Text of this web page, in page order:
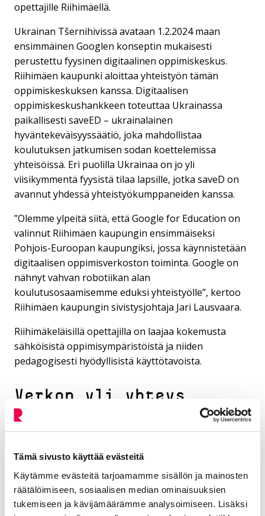
Tämä sivusto käyttää evästeitä
Käytämme evästeitä tarjoamamme sisällön ja mainosten
räätälöimiseen, sosiaalisen median ominaisuuksien
tukemiseen ja kävijämäärämme analysoimiseen. Lisäksi
opettajille Riihimäellä.
Ukrainan Tšernihivissä avataan 1.2.2024 maan
ensimmäinen Googlen konseptin mukaisesti
perustettu fyysinen digitaalinen oppimiskeskus.
Riihimäen kaupunki aloittaa yhteistyön tämän
oppimiskeskuksen kanssa. Digitaalisen
oppimiskeskushankkeen toteuttaa Ukrainassa
paikallisesti saveED – ukrainalainen
hyväntekeväisyyssäätiö, joka mahdollistaa
koulutuksen jatkumisen sodan koettelemissa
yhteisöissä. Eri puolilla Ukrainaa on jo yli
viisikymmentä fyysistä tilaa lapsille, jotka saveD on
avannut yhdessä yhteistyökumppaneiden kanssa.
”Olemme ylpeitä siitä, että Google for Education on
valinnut Riihimäen kaupungin ensimmäiseksi
Pohjois-Euroopan kaupungiksi, jossa käynnistetään
digitaalisen oppimisverkoston toiminta. Google on
nähnyt vahvan robotiikan alan
koulutusosaamisemme eduksi yhteistyölle”, kertoo
Riihimäen kaupungin sivistysjohtaja Jari Lausvaara.
Riihimäkeläisillä opettajilla on laajaa kokemusta
sähköisistä oppimisympäristöistä ja niiden
pedagogisesti hyödyllisistä käyttötavoista.
Verkon yli yhteys
ukrainalaisiin
oppilaisiin
Riihimäellä hankkeeseen osallistuvat suomalaiset ja
ukrainalaistaustaiset opettajat yhdessä sekä joukko